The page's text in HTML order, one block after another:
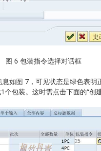
图 6 包装指令选择对话框
图 7，可见状态是绿色表明
包装。这时需点击下面的“创